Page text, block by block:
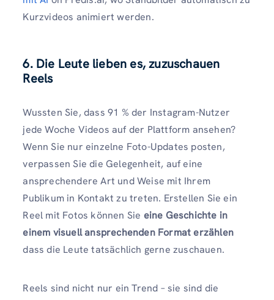
Kurzvideos animiert werden.
6. Die Leute lieben es, zuzuschauen
Reels
Wussten Sie, dass 91 % der Instagram-Nutzer
jede Woche Videos auf der Plattform ansehen?
Wenn Sie nur einzelne Foto-Updates posten,
verpassen Sie die Gelegenheit, auf eine
ansprechendere Art und Weise mit Ihrem
Publikum in Kontakt zu treten. Erstellen Sie ein
Reel mit Fotos können Sie eine Geschichte in
einem visuell ansprechenden Format erzählen
dass die Leute tatsächlich gerne zuschauen.
Reels sind nicht nur ein Trend – sie sind die